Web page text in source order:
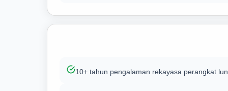
10+ tahun pengalaman rekayasa perangkat